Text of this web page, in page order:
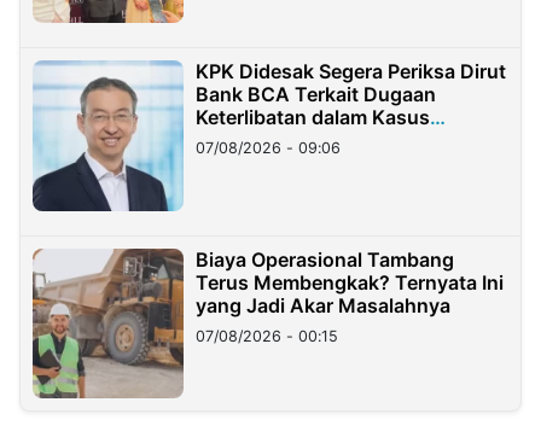
KPK Didesak Segera Periksa Dirut
Bank BCA Terkait Dugaan
Keterlibatan dalam Kasus
Hilangnya Dana Nasabah Rp2,58
Miliar
07/08/2026 - 09:06
Biaya Operasional Tambang
Terus Membengkak? Ternyata Ini
yang Jadi Akar Masalahnya
07/08/2026 - 00:15